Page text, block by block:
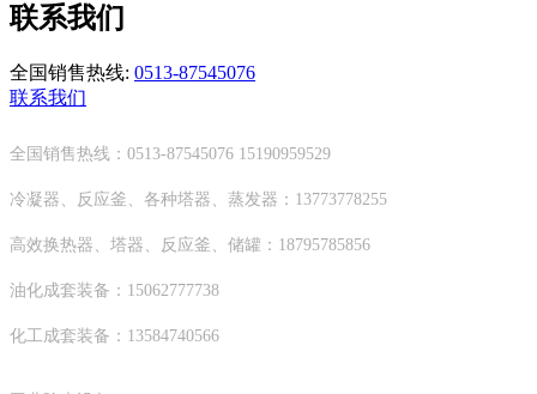
联系我们
全国销售热线: 0513-87545076
联系我们
全国销售热线：0513-87545076 15190959529
冷凝器、反应釜、各种塔器、蒸发器：13773778255
高效换热器、塔器、反应釜、储罐：18795785856
油化成套装备：15062777738
化工成套装备：13584740566